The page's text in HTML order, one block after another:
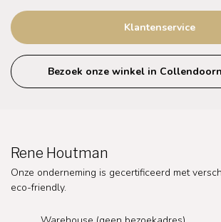
Klantenservice
Bezoek onze winkel in
Rene Houtman
Onze onderneming is gecertificeerd met
eco-friendly.